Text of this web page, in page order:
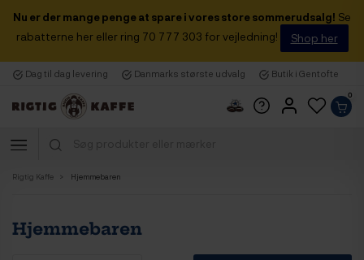
Nu er der mange penge at spare i vores store sommerudsalg! Se
rabatterne her eller ring 70 777 303 for vejledning!
Shop her
Dag til dag levering Danmarks største udvalg Butik i Gentofte
0
Rigtig Kaffe Hjemmebaren
Hjemmebaren